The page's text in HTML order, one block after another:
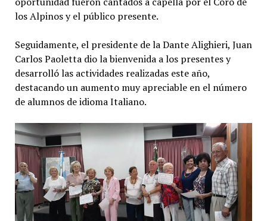
los Alpinos y el público presente.
Seguidamente, el presidente de la Dante Alighieri, Juan
Carlos Paoletta dio la bienvenida a los presentes y
desarrolló las actividades realizadas este año,
destacando un aumento muy apreciable en el número
de alumnos de idioma Italiano.